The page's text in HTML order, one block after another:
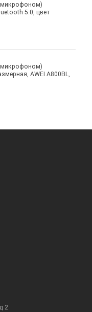
микрофоном)
5.0, цвет
микрофоном)
AWEI A800BL,
2